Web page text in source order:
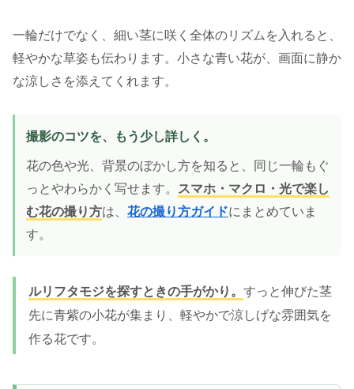
一輪だけでなく、細い茎に咲く全体のリズムを入れると、
軽やかな草姿も伝わります。小さな青い花が、画面に静か
な涼しさを添えてくれます。
撮影のコツを、もう少し詳しく。
花の色や光、背景のぼかし方を知ると、同じ一輪もぐ
っとやわらかく写せます。
スマホ・マクロ・光で楽し
む花の撮り方は、 花の撮り方ガイドにまとめていま
す。
ルリフタモジを探すときの手がかり。 すっと伸びた茎
先に青紫の小花が集まり、軽やかで涼しげな雰囲気を
作る花です。